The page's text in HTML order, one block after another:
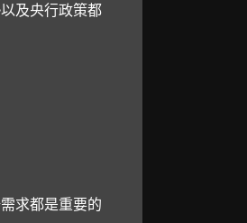
及央行政策都
求都是重要的